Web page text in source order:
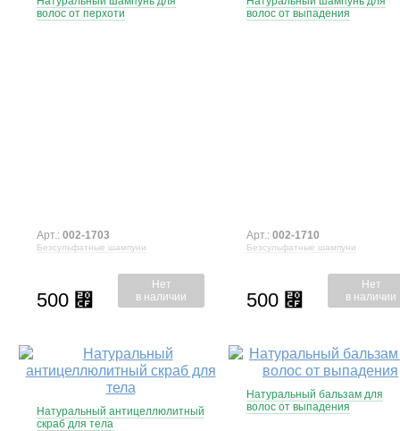
волос от перхоти
Безсульфатные шампуни
Арт.: 002-1703
500 ⃏
Нет
в наличии
волос от выпадения
Безсульфатные шампуни
Арт.: 002-1710
500 ⃏
Нет
в наличии
Натуральный антицеллюлитный
скраб для тела
Натуральный бальзам для
волос от выпадения